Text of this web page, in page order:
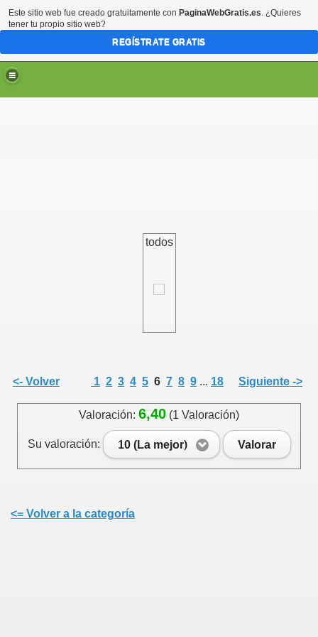
todos
<- Volver 1 2 3 4 5 6 7 8 9 ... 18 Siguiente ->
Valoración: 6,40 (1 Valoración)
Su valoración: 10 (La mejor) Valorar
<= Volver a la categoría
Este sitio web fue creado gratuitamente con PaginaWebGratis.es. ¿Quieres
tener tu propio sitio web?
REGÍSTRATE GRATIS